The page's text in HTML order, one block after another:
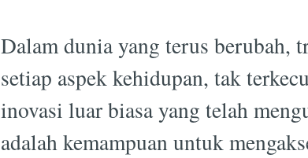
Dalam dunia yang terus berubah,
setiap aspek kehidupan, tak
inovasi luar biasa yang telah
adalah kemampuan untuk